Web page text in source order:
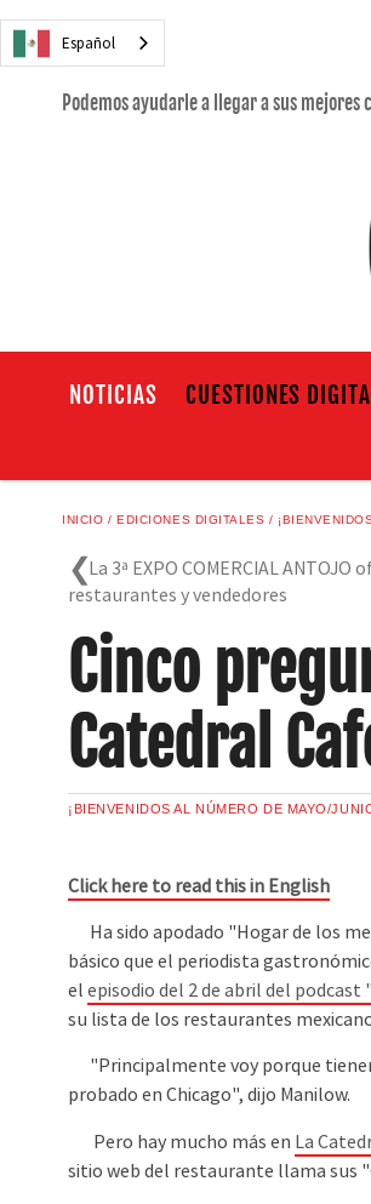
Español
Podemos ayudarle a llegar a sus mejores
NOTICIAS CUESTIONES
INICIO EDICIONES DIGITALES
La 3ª EXPO COMERCIAL ANTOJO
restaurantes y vendedores
Cinco
Catedral
¡BIENVENIDOS AL NÚMERO DE MAYO/
Click here to read this in English
Ha sido apodado "Hogar de los
básico que el periodista
elepisodio del 2 de abril del podcast
su lista de los restaurantes
"Principalmente voy porque
probado en Chicago", dijo Manilow.
Pero hay mucho más en La
sitio web del restaurante llama sus